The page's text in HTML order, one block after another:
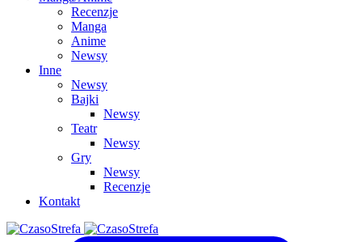
Recenzje
Manga
Anime
Newsy
Inne
Newsy
Bajki
Newsy
Teatr
Newsy
Gry
Newsy
Recenzje
Kontakt